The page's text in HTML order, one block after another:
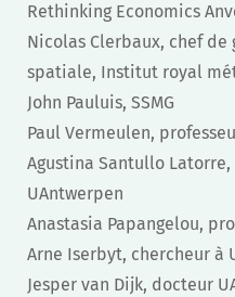
Rethinking Economics
Nicolas Clerbaux, chef
spatiale, Institut royal
John Pauluis, SSMG
Paul Vermeulen,
Agustina Santullo
UAntwerpen
Anastasia Papangelou,
Arne Iserbyt, chercheur à
Jesper van Dijk, docteur